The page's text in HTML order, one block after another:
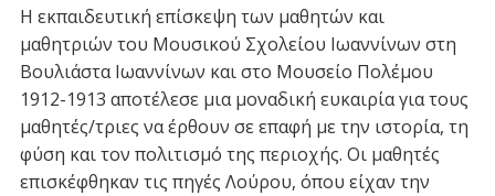
Η εκπαιδευτική επίσκεψη των μαθητών και
μαθητριών του Μουσικού Σχολείου Ιωαννίνων στη
Βουλιάστα Ιωαννίνων και στο Μουσείο Πολέμου
1912-1913 αποτέλεσε μια μοναδική ευκαιρία για τους
μαθητές/τριες να έρθουν σε επαφή με την ιστορία, τη
φύση και τον πολιτισμό της περιοχής. Οι μαθητές
επισκέφθηκαν τις πηγές Λούρου, όπου είχαν την